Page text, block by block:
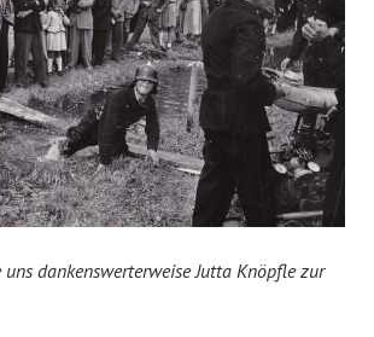
uns dankenswerterweise Jutta Knöpfle zur